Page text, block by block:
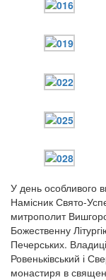
12 сентября 2015
12 сентября 2015
12 сентября 2015
12 сентября 2015
12 сентября 2015
Перейти до архіву
У день особливого
Намісник Свято-
митрополит
Божественну
Печерських.
Ровеньківський і
монастиря в